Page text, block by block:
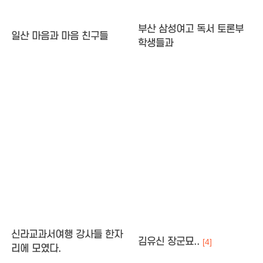
일산 마음과 마음 친구들
부산 삼성여고 독서 토론부
학생들과
신라교과서여행 강사들 한자
리에 모였다.
김유신 장군묘.. [4]